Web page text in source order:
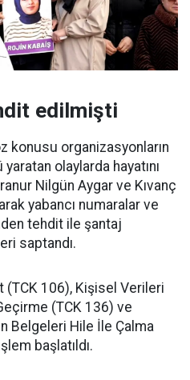
edilmişti
konusu organizasyonların
olaylarda hayatını
Nilgün Aygar ve Kıvanç
yabancı numaralar ve
tehdit ile şantaj
saptandı.
(TCK 106), Kişisel Verileri
(TCK 136) ve
Belgeleri Hile İle Çalma
başlatıldı.